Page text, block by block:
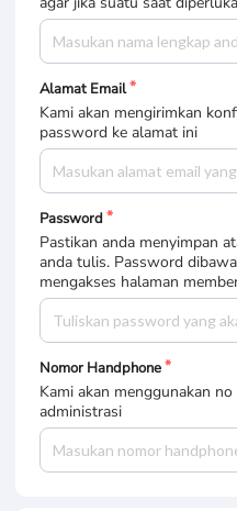
Alamat Email
Kami akan mengirimkan
password ke alamat ini
Password
Pastikan anda menyimpan
anda tulis. Password
mengakses halaman
Nomor Handphone
Kami akan menggunakan
administrasi